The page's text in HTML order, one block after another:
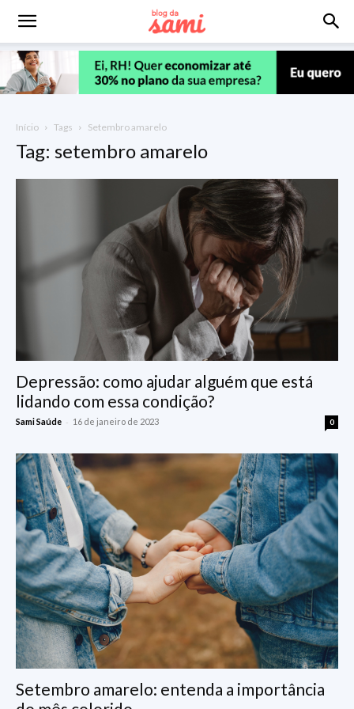
Início Tags Setembro amarelo
Tag: setembro amarelo
Depressão: como ajudar alguém que está
lidando com essa condição?
Sami Saúde - 16 de janeiro de 2023 0
Setembro amarelo: entenda a importância